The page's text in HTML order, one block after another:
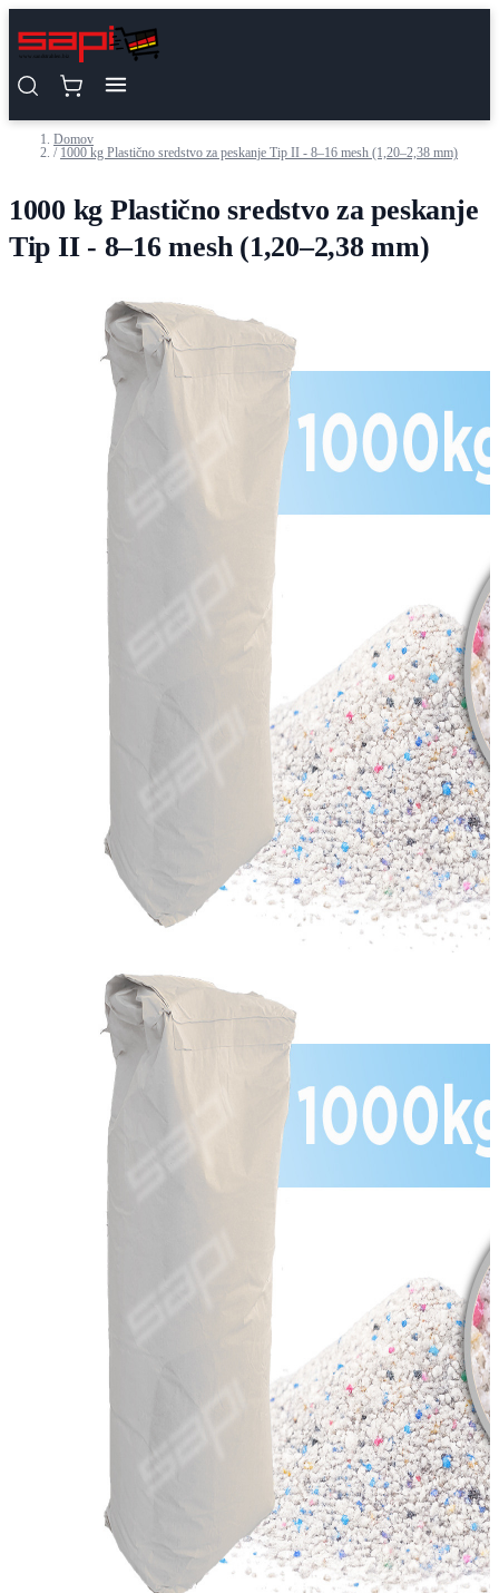
Domov
/ 1000 kg Plastično sredstvo za peskanje Tip II - 8–16 mesh (1,20–2,38 mm)
1000 kg Plastično sredstvo za peskanje
Tip II - 8–16 mesh (1,20–2,38 mm)